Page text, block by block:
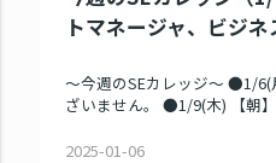
トマネージャ、ビジ
～今週のSEカレッジ～ ●1/
ざいません。 ●1/9(木) 【朝
2025-01-06